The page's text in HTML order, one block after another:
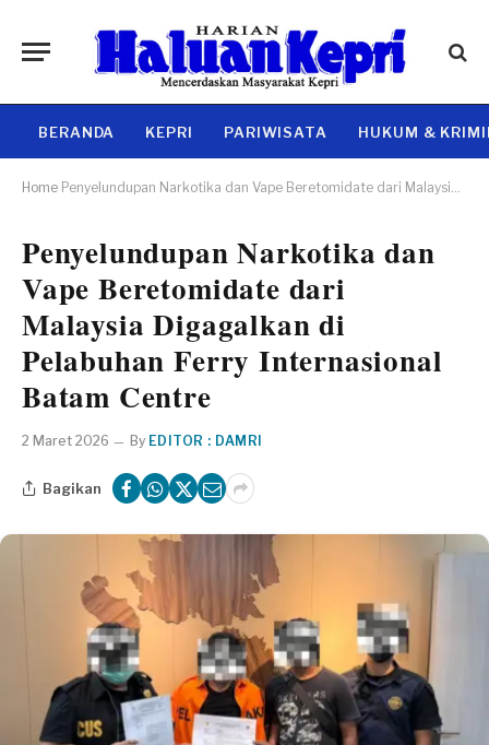
BERANDA KEPRI PARIWISATA HUKUM &
Home Penyelundupan Narkotika dan Vape Beretomidate dari Malaysia Digagalkan di Pelabuhan Ferry Internasional Batam Centre
Penyelundupan Narkotika dan
Vape Beretomidate dari
Malaysia Digagalkan di
Pelabuhan Ferry Internasional
Batam Centre
2 Maret 2026 By EDITOR : DAMRI
Bagikan